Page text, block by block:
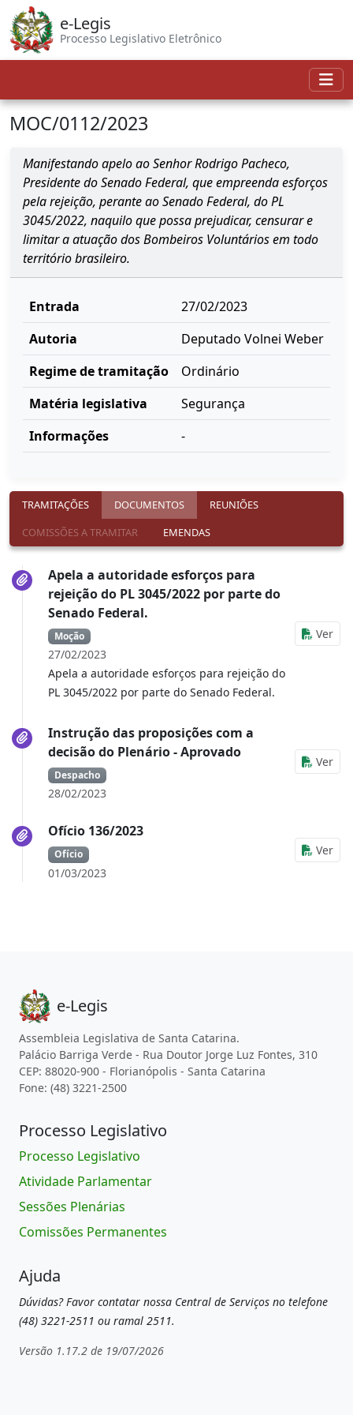
e-Legis
Processo Legislativo Eletrônico
MOC/0112/2023
Manifestando apelo ao Senhor Rodrigo Pacheco,
Presidente do Senado Federal, que empreenda esforços
pela rejeição, perante ao Senado Federal, do PL
3045/2022, naquilo que possa prejudicar, censurar e
limitar a atuação dos Bombeiros Voluntários em todo
território brasileiro.
Entrada
27/02/2023
Autoria
Deputado Volnei Weber
Regime de tramitação
Ordinário
Matéria legislativa
Segurança
Informações
-
TRAMITAÇÕES DOCUMENTOS
REUNIÕES
COMISSÕES A TRAMITAR
EMENDAS
Apela a autoridade esforços para
rejeição do PL 3045/2022 por parte do
Senado Federal.
Moção
27/02/2023
Apela a autoridade esforços para rejeição do
PL 3045/2022 por parte do Senado Federal.
Ver
Instrução das proposições com a
decisão do Plenário - Aprovado
Despacho
28/02/2023
Ver
Ofício 136/2023
Ofício
01/03/2023
Ver
e-Legis
Assembleia Legislativa de Santa Catarina.
Palácio Barriga Verde - Rua Doutor Jorge Luz Fontes, 310
CEP: 88020-900 - Florianópolis - Santa Catarina
Fone: (48) 3221-2500
Processo Legislativo
Processo Legislativo
Atividade Parlamentar
Sessões Plenárias
Comissões Permanentes
Ajuda
Dúvidas? Favor contatar nossa Central de Serviços no telefone
(48) 3221-2511 ou ramal 2511.
Versão 1.17.2 de 19/07/2026